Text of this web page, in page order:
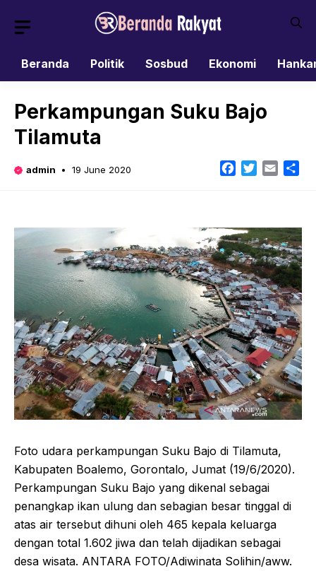
Beranda
Politik Sosbud Ekonomi
Perkampungan Suku Bajo
Tilamuta
admin 19 June 2020 Facebook
TwitterEmail
Foto udara perkampungan Suku Bajo di Tilamuta,
Kabupaten Boalemo, Gorontalo, Jumat (19/6/2020).
Perkampungan Suku Bajo yang dikenal sebagai
penangkap ikan ulung dan sebagian besar tinggal di
atas air tersebut dihuni oleh 465 kepala keluarga
dengan total 1.602 jiwa dan telah dijadikan sebagai
desa wisata. ANTARA FOTO/Adiwinata Solihin/aww.